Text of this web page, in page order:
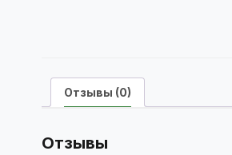
Отзывы (0)
Отзывы